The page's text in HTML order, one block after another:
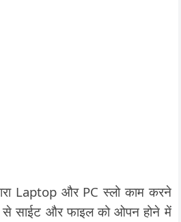
Laptop और PC स्लो काम करने
से साईट और फाइल को ओपन होने में